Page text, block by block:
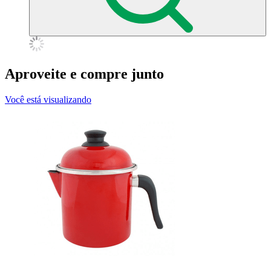
Aproveite e compre junto
Você está visualizando